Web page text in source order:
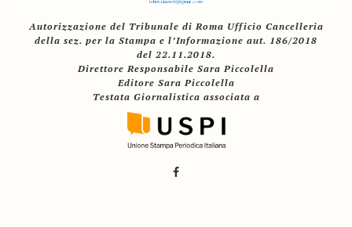
Autorizzazione del Tribunale di Roma Ufficio Cancelleria
della sez. per la Stampa e l’Informazione aut. 186/2018
del 22.11.2018.
Direttore Responsabile Sara Piccolella
Editore Sara Piccolella
Testata Giornalistica associata a